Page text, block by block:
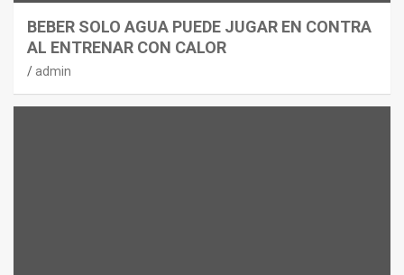
BEBER SOLO AGUA PUEDE JUGAR EN CONTRA
AL ENTRENAR CON CALOR
admin